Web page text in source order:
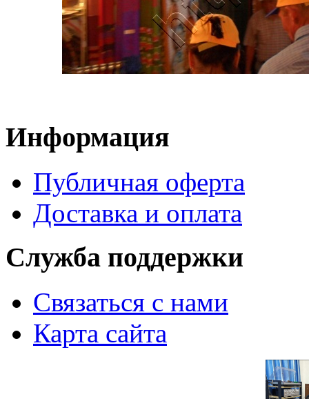
Информация
Публичная оферта
Доставка и оплата
Служба поддержки
Связаться с нами
Карта сайта